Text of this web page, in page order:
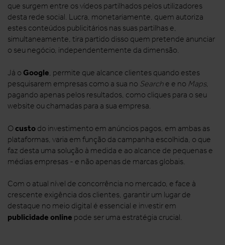
que surgem entre os vídeos partilhados pelos utilizadores
desta rede social. Lucra, monetariamente, quem autoriza
estes conteúdos publicitários nas suas partilhas e,
simultaneamente, tira partido disso quem pretende anunciar
o seu negócio, independentemente da dimensão.
Já o Google, permite que alcance clientes quando estes
pesquisarem empresas como a sua no Search e e no Maps,
pagando apenas pelos resultados, como cliques para o seu
website ou chamadas para a sua empresa.
Ocusto do investimento em anúncios pagos, em ambas as
plataformas, varia em função da campanha escolhida, o que
faz desta uma solução à medida e ao alcance de pequenas e
médias empresas - e não apenas de marcas globais.
Com o atual nível de concorrência no mercado, e face à
crescente exigência dos clientes, garantir um lugar de
destaque no meio digital é essencial e investir em
publicidade online pode ser uma estratégia crucial.